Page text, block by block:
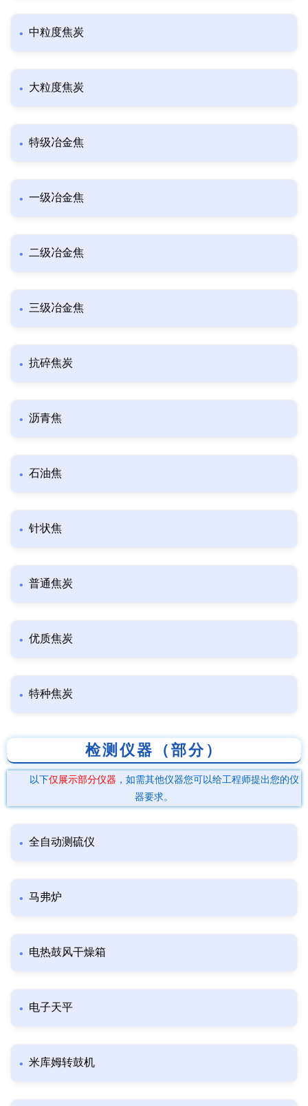
中粒度焦炭
大粒度焦炭
特级冶金焦
一级冶金焦
二级冶金焦
三级冶金焦
抗碎焦炭
沥青焦
石油焦
针状焦
普通焦炭
优质焦炭
特种焦炭
检测仪器（部分）
以下仅展示部分仪器 ，如需其他仪器您可以给工程师提出您的仪
器要求。
全自动测硫仪
马弗炉
电热鼓风干燥箱
电子天平
米库姆转鼓机